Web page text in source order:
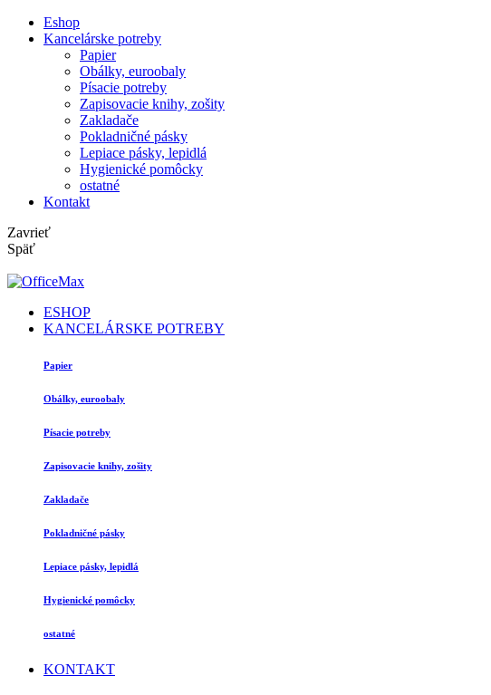
Eshop
Kancelárske potreby
Papier
Obálky, euroobaly
Písacie potreby
Zapisovacie knihy, zošity
Zakladače
Pokladničné pásky
Lepiace pásky, lepidlá
Hygienické pomôcky
ostatné
Kontakt
Zavrieť
Späť
ESHOP
KANCELÁRSKE POTREBY
Papier
Obálky, euroobaly
Písacie potreby
Zapisovacie knihy, zošity
Zakladače
Pokladničné pásky
Lepiace pásky, lepidlá
Hygienické pomôcky
ostatné
KONTAKT